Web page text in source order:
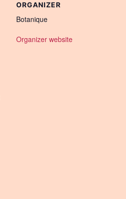
ORGANIZER
Botanique
Organizer website